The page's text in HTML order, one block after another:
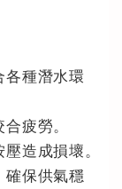
各種潛水環
疲勞。
造成損壞。
確保供氣穩